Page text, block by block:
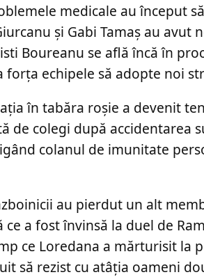
medicale au început
și Gabi Tamaș au
Boureanu se află încă în
forța echipele să adopte noi
în tabăra roșie a devenit
de colegi după accidentarea
colanul de imunitate
au pierdut un alt
a fost învinsă la duel de
ce Loredana a mărturisit la
să rezist cu atâția oameni